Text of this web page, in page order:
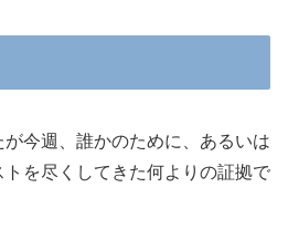
今週、誰かのために、あるいは
を尽くしてきた何よりの証拠で